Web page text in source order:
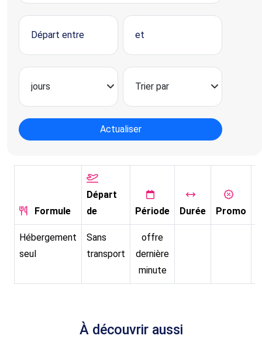
Actualiser
Formule
Départ
de
Période Durée Promo
Hébergement
seul
Sans
transport
offre
dernière
minute
À découvrir aussi